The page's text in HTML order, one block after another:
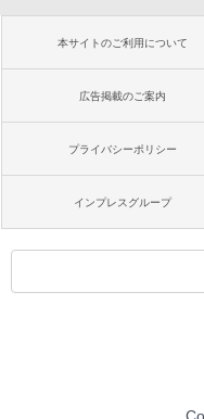
本サイトのご利用について
広告掲載のご案内
プライバシーポリシー
インプレスグループ